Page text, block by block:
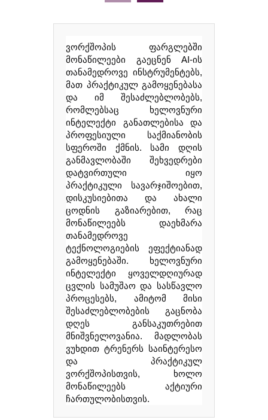
ვორქშოპის ფარგლებში
მონაწილეები გაეცნენ AI-ის
თანამედროვე ინსტრუმენტებს,
მათ პრაქტიკულ გამოყენებასა
და იმ შესაძლებლობებს,
რომლებსაც ხელოვნური
ინტელექტი განათლებისა და
პროფესიული საქმიანობის
სფეროში ქმნის. სამი დღის
განმავლობაში შეხვედრები
დატვირთული იყო
პრაქტიკული სავარჯიშოებით,
დისკუსიებითა და ახალი
ცოდნის გაზიარებით, რაც
მონაწილეებს დაეხმარა
თანამედროვე
ტექნოლოგიების ეფექტიანად
გამოყენებაში. ხელოვნური
ინტელექტი ყოველდღიურად
ცვლის სამუშაო და სასწავლო
პროცესებს, ამიტომ მისი
შესაძლებლობების გაცნობა
დღეს განსაკუთრებით
მნიშვნელოვანია. მადლობას
ვუხდით ტრენერს საინტერესო
და პრაქტიკულ
ვორქშოპისთვის, ხოლო
მონაწილეებს აქტიური
ჩართულობისთვის.